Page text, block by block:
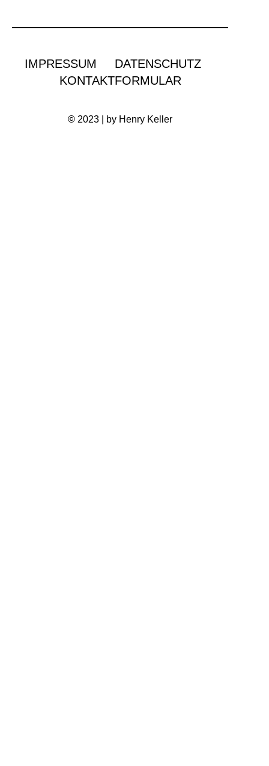
IMPRESSUM
DATENSCHUTZ
KONTAKTFORMULAR
© 2023 | by Henry Keller